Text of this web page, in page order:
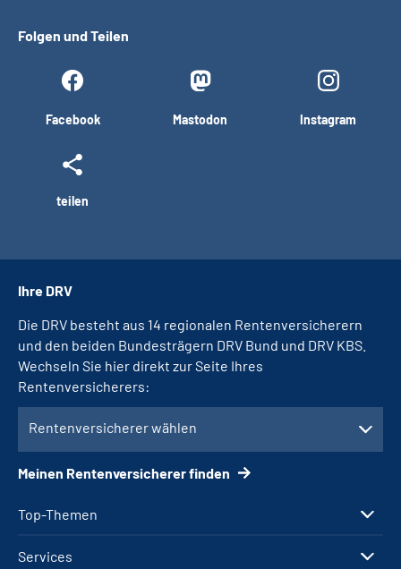
Folgen und Teilen
Facebook Mastodon Instagram
teilen
Top-Themen
Services
Ihre DRV
Die DRV besteht aus 14 regionalen Rentenversicherern
und den beiden Bundesträgern DRV Bund und DRV KBS.
Wechseln Sie hier direkt zur Seite Ihres
Rentenversicherers:
Rentenversicherer wählen
Meinen Rentenversicherer finden